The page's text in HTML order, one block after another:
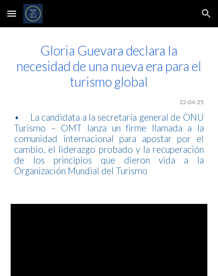
Skip to main content Skip to navigation
Gloria Guevara declara la
necesidad de una nueva era para el
turismo global
22-04-25
•
La candidata a la secretaría general de ONU
Turismo – OMT lanza un firme llamada a la
comunidad internacional para apostar por el
cambio, el liderazgo probado y la recuperación
de los principios que dieron vida a la
Organización Mundial del Turismo